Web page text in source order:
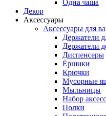
Одна чаша
Декор
Аксессуары
Аксессуары для
Держатели
Держатели
Диспенсеры
Ёршики
Крючки
Мусорные
Мыльницы
Набор
Полки